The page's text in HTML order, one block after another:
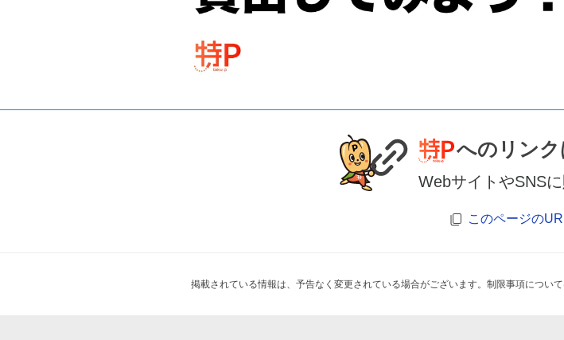
へのリンク
WebサイトやSNS
このページの
掲載されている情報は、予告なく変更されている場合がございます。制限事項につい